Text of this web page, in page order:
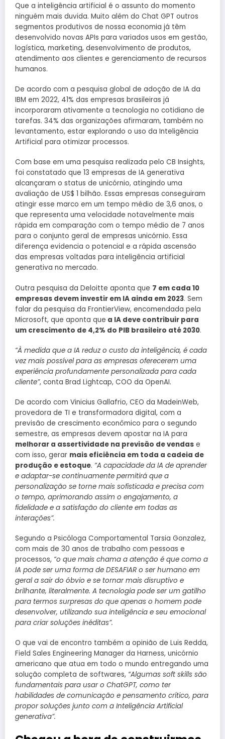
Que a inteligência artificial é o assunto do momento
ninguém mais duvida. Muito além do Chat GPT outros
segmentos produtivos de nossa economia já têm
desenvolvido novas APIs para variados usos em gestão,
logística, marketing, desenvolvimento de produtos,
atendimento aos clientes e gerenciamento de recursos
humanos.
De acordo com a pesquisa global de adoção de IA da
IBM em 2022, 41% das empresas brasileiras já
incorporaram ativamente a tecnologia no cotidiano de
tarefas. 34% das organizações afirmaram, também no
levantamento, estar explorando o uso da Inteligência
Artificial para otimizar processos.
Com base em uma pesquisa realizada pelo CB Insights,
foi constatado que 13 empresas de IA generativa
alcançaram o status de unicórnio, atingindo uma
avaliação de US$ 1 bilhão. Essas empresas conseguiram
atingir esse marco em um tempo médio de 3,6 anos, o
que representa uma velocidade notavelmente mais
rápida em comparação com o tempo médio de 7 anos
para o conjunto geral de empresas unicórnio. Essa
diferença evidencia o potencial e a rápida ascensão
das empresas voltadas para inteligência artificial
generativa no mercado.
Outra pesquisa da Deloitte aponta que 7 em cada 10
empresas devem investir em IA ainda em 2023. Sem
falar da pesquisa da FrontierView, encomendada pela
Microsoft, que aponta que a IA deve contribuir para
um crescimento de 4,2% do PIB brasileiro até 2030.
“À medida que a IA reduz o custo da inteligência, é cada
vez mais possível para as empresas oferecerem uma
experiência profundamente personalizada para cada
cliente”, conta Brad Lightcap, COO da OpenAI.
De acordo com Vinicius Gallafrio, CEO da MadeinWeb,
provedora de TI e transformadora digital, com a
previsão de crescimento econômico para o segundo
semestre, as empresas devem apostar na IA para
melhorar a assertividade na previsão de vendas e
com isso, gerar mais eficiência em toda a cadeia de
produção e estoque. “A capacidade da IA de aprender
e adaptar-se continuamente permitirá que a
personalização se torne mais sofisticada e precisa com
o tempo, aprimorando assim o engajamento, a
fidelidade e a satisfação do cliente em todas as
interações”.
Segundo a Psicóloga Comportamental Tarsia Gonzalez,
com mais de 30 anos de trabalho com pessoas e
processos, “o que mais chama a atenção é que como a
IA pode ser uma forma de DESAFIAR o ser humano em
geral a sair do óbvio e se tornar mais disruptivo e
brilhante, literalmente. A tecnologia pode ser um gatilho
para termos surpresas do que apenas o homem pode
desenvolver, utilizando sua inteligência e seu emocional
para criar soluções inéditas”.
O que vai de encontro também a opinião de Luis Redda,
Field Sales Engineering Manager da Harness, unicórnio
americano que atua em todo o mundo entregando uma
solução completa de softwares, “Algumas soft skills são
fundamentais para usar o ChatGPT, como ter
habilidades de comunicação e pensamento crítico, para
propor soluções junto com a Inteligência Artificial
generativa”.